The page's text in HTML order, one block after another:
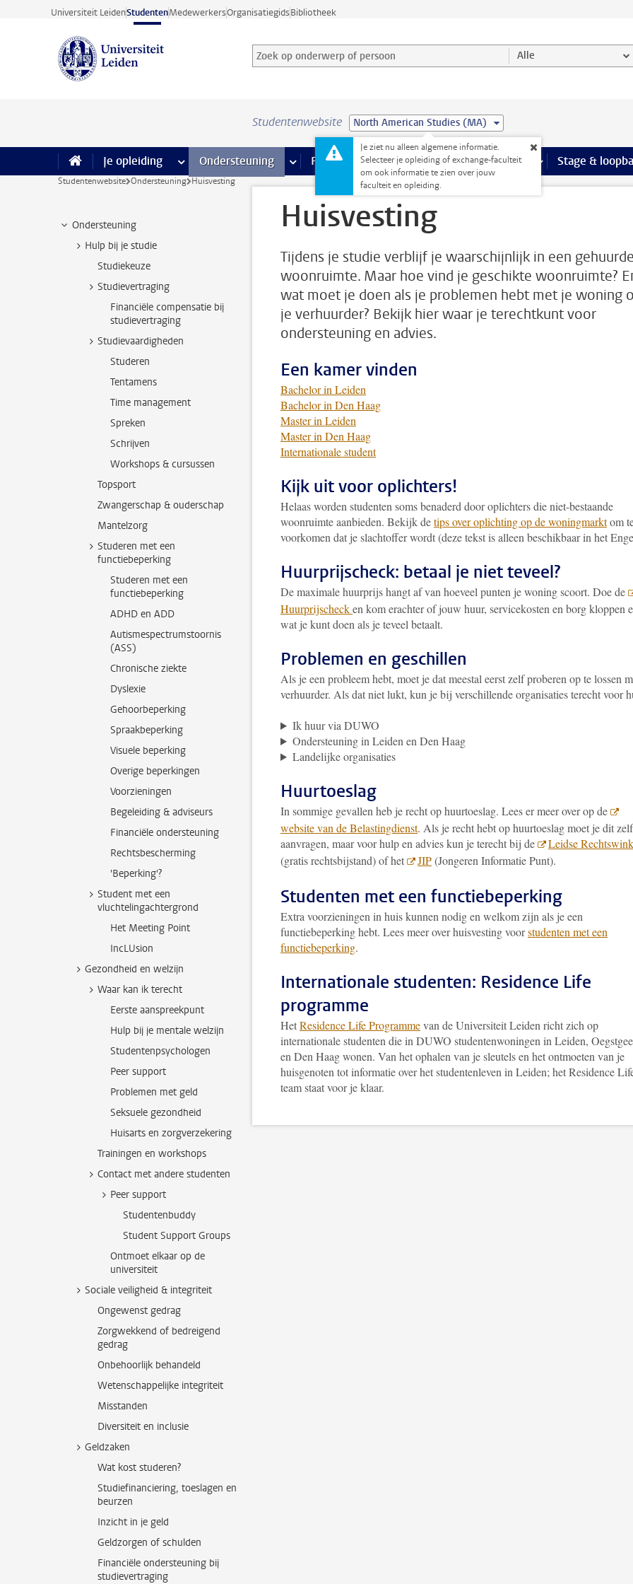
Ga direct naar de inhoud
Universiteit LeidenStudentenMedewerkersOrganisatiegidsBibliotheek
Zoek op onderwerp of persoon en selecteer categorie
Zoekterm Alle
Studentenwebsite North American Studies (MA)
Je ziet nu alleen algemene informatie.
Selecteer je opleiding of exchange-faculteit
om ook informatie te zien over jouw
faculteit en opleiding.
Je opleiding meer Je opleiding pagina’s
Ondersteuning meer Ondersteuning pagina’s
Faciliteiten meer Faciliteiten pagina’s
Extra studieactiviteiten meer Extra
Stage &
Studentenwebsite Ondersteuning Huisvesting
Ondersteuning
Hulp bij je studie
Studiekeuze
Studievertraging
Financiële compensatie bij
studievertraging
Studievaardigheden
Studeren
Tentamens
Time management
Spreken
Schrijven
Workshops & cursussen
Topsport
Zwangerschap & ouderschap
Mantelzorg
Studeren met een
functiebeperking
Studeren met een
functiebeperking
ADHD en ADD
Autismespectrumstoornis
(ASS)
Chronische ziekte
Dyslexie
Gehoorbeperking
Spraakbeperking
Visuele beperking
Overige beperkingen
Voorzieningen
Begeleiding & adviseurs
Financiële ondersteuning
Rechtsbescherming
'Beperking'?
Student met een
vluchtelingachtergrond
Het Meeting Point
IncLUsion
Gezondheid en welzijn
Waar kan ik terecht
Eerste aanspreekpunt
Hulp bij je mentale welzijn
Studentenpsychologen
Peer support
Problemen met geld
Seksuele gezondheid
Huisarts en zorgverzekering
Trainingen en workshops
Contact met andere studenten
Peer support
Studentenbuddy
Student Support Groups
Ontmoet elkaar op de
universiteit
Sociale veiligheid & integriteit
Ongewenst gedrag
Zorgwekkend of bedreigend
gedrag
Onbehoorlijk behandeld
Wetenschappelijke integriteit
Misstanden
Diversiteit en inclusie
Geldzaken
Wat kost studeren?
Studiefinanciering, toeslagen en
beurzen
Inzicht in je geld
Geldzorgen of schulden
Financiële ondersteuning bij
studievertraging
Huisvesting
Tijdens je studie verblijf je waarschijnlijk in een
woonruimte. Maar hoe vind je geschikte woonruimte?
wat moet je doen als je problemen hebt met je woning
je verhuurder? Bekijk hier waar je terechtkunt voor
ondersteuning en advies.
Een kamer vinden
Bachelor in Leiden
Bachelor in Den Haag
Master in Leiden
Master in Den Haag
Internationale student
Kijk uit voor oplichters!
Helaas worden studenten soms benaderd door oplichters die niet-bestaande
woonruimte aanbieden. Bekijk detips over oplichting op de woningmarktom
voorkomen dat je slachtoffer wordt (deze tekst is alleen beschikbaar in het
Huurprijscheck: betaal je niet teveel?
De maximale huurprijs hangt af van hoeveel punten je woning scoort. Doe de
Huurprijschecken kom erachter of jouw huur, servicekosten en borg kloppen
wat je kunt doen als je teveel betaalt.
Problemen en geschillen
Als je een probleem hebt, moet je dat meestal eerst zelf proberen op te lossen
verhuurder. Als dat niet lukt, kun je bij verschillende organisaties terecht voor
Ik huur via DUWO
Ondersteuning in Leiden en Den Haag
Landelijke organisaties
Huurtoeslag
In sommige gevallen heb je recht op huurtoeslag. Lees er meer over op de
website van de Belastingdienst. Als je recht hebt op huurtoeslag moet je dit zelf
aanvragen, maar voor hulp en advies kun je terecht bij de
Leidse
(gratis rechtsbijstand) of het
JIP(Jongeren Informatie Punt).
Studenten met een functiebeperking
Extra voorzieningen in huis kunnen nodig en welkom zijn als je een
functiebeperking hebt. Lees meer over huisvesting voorstudenten met een
functiebeperking.
Internationale studenten: Residence Life
programme
HetResidence Life Programmevan de Universiteit Leiden richt zich op
internationale studenten die in DUWO studentenwoningen in Leiden,
en Den Haag wonen. Van het ophalen van je sleutels en het ontmoeten van je
huisgenoten tot informatie over het studentenleven in Leiden; het Residence
team staat voor je klaar.